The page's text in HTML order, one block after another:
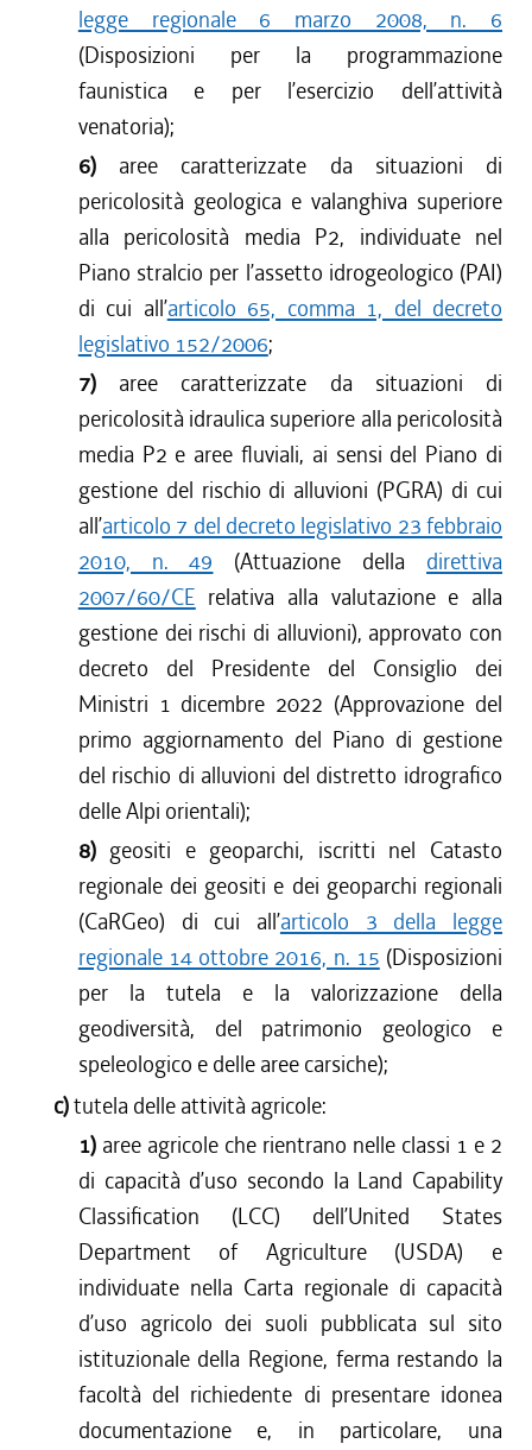
legge regionale 6 marzo 2008, n. 6
(Disposizioni per la programmazione
faunistica e per l’esercizio dell’attività
venatoria);
6) aree caratterizzate da situazioni di
pericolosità geologica e valanghiva superiore
alla pericolosità media P2, individuate nel
Piano stralcio per l’assetto idrogeologico (PAI)
di cui all’articolo 65, comma 1, del decreto
legislativo 152/2006;
7) aree caratterizzate da situazioni di
pericolosità idraulica superiore alla pericolosità
media P2 e aree fluviali, ai sensi del Piano di
gestione del rischio di alluvioni (PGRA) di cui
all’articolo 7 del decreto legislativo 23 febbraio
2010, n. 49 (Attuazione della direttiva
2007/60/CE relativa alla valutazione e alla
gestione dei rischi di alluvioni), approvato con
decreto del Presidente del Consiglio dei
Ministri 1 dicembre 2022 (Approvazione del
primo aggiornamento del Piano di gestione
del rischio di alluvioni del distretto idrografico
delle Alpi orientali);
8) geositi e geoparchi, iscritti nel Catasto
regionale dei geositi e dei geoparchi regionali
(CaRGeo) di cui all’articolo 3 della legge
regionale 14 ottobre 2016, n. 15 (Disposizioni
per la tutela e la valorizzazione della
geodiversità, del patrimonio geologico e
speleologico e delle aree carsiche);
c)tutela delle attività agricole:
1) aree agricole che rientrano nelle classi 1 e 2
di capacità d’uso secondo la Land Capability
Classification (LCC) dell’United States
Department of Agriculture (USDA) e
individuate nella Carta regionale di capacità
d’uso agricolo dei suoli pubblicata sul sito
istituzionale della Regione, ferma restando la
facoltà del richiedente di presentare idonea
documentazione e, in particolare, una